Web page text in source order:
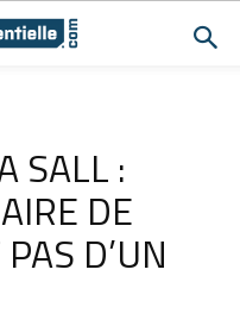
SALL :
DE
D’UN